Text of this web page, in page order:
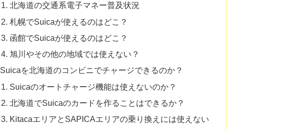
北海道の交通系電子マネー普及状況
札幌でSuicaが使えるのはどこ？
函館でSuicaが使えるのはどこ？
旭川やその他の地域では使えない？
Suicaを北海道のコンビニでチャージできるのか？
Suicaのオートチャージ機能は使えないのか？
北海道でSuicaのカードを作ることはできるか？
KitacaエリアとSAPICAエリアの乗り換えには使えない